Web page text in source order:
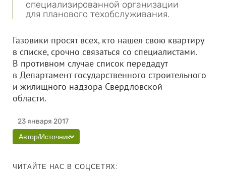
специализированной организации
для планового техобслуживания.
Газовики просят всех, кто нашел свою квартиру
в списке, срочно связаться со специалистами.
В противном случае список передадут
в Департамент государственного строительного
и жилищного надзора Свердловской
области.
23 января 2017
Автор/Источник
ЧИТАЙТЕ НАС В СОЦСЕТЯХ: